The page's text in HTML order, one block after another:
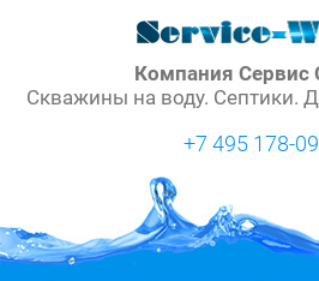
Компания Сервис
Скважины на воду. Септики.
+7 495 178-